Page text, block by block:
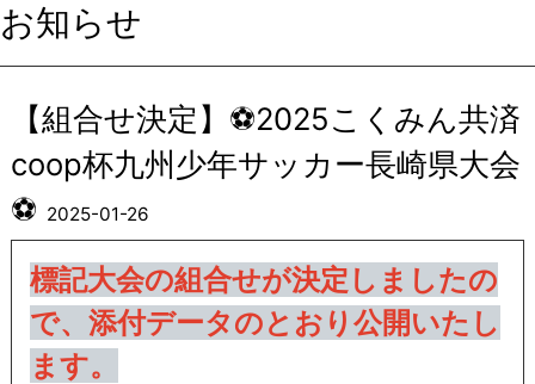
お知らせ
【組合せ決定】⚽2025こくみん共済
coop杯九州少年サッカー長崎県大会
⚽ 2025-01-26
標記大会の組合せが決定しましたの
で、添付データのとおり公開いたし
ます。